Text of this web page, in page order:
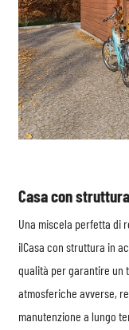
Casa con
Una miscela perfetta di
ilCasa con struttura in
qualità per garantire un
atmosferiche avverse,
manutenzione a lungo